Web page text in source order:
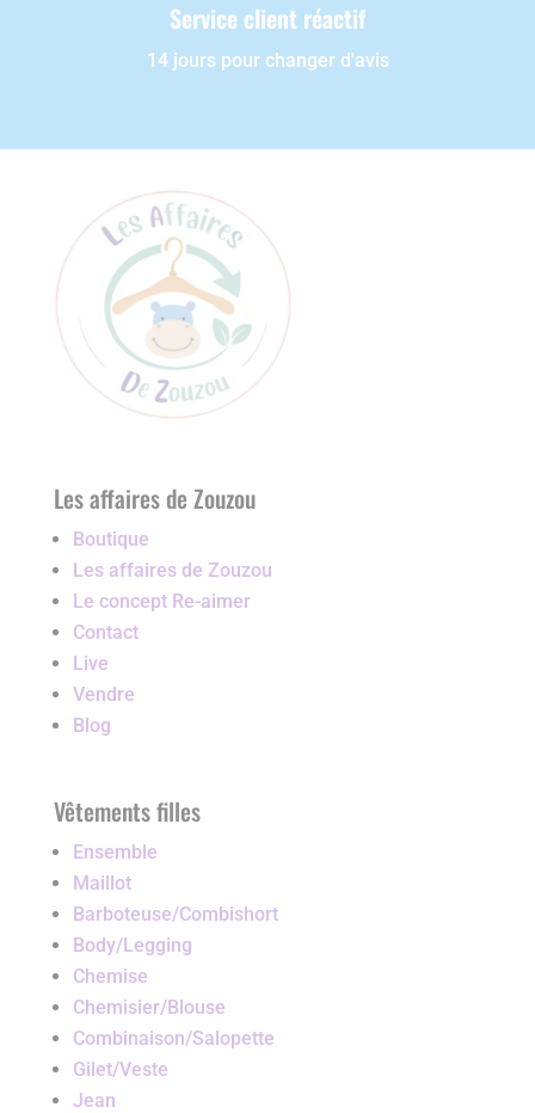
Service client réactif
14 jours pour changer d'avis
Les affaires de Zouzou
Boutique
Les affaires de Zouzou
Le concept Re-aimer
Contact
Live
Vendre
Blog
Vêtements filles
Ensemble
Maillot
Barboteuse/Combishort
Body/Legging
Chemise
Chemisier/Blouse
Combinaison/Salopette
Gilet/Veste
Jean